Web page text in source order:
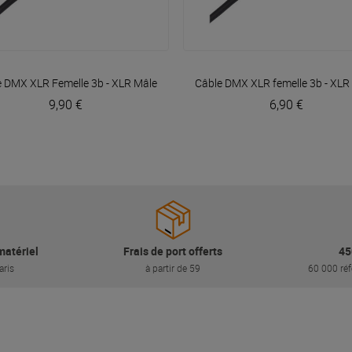
VOIR EN DÉTAIL
DMX XLR Femelle 3b - XLR Mâle 3b 6m EasyPlugger
9,90 €
VOIR EN DÉTAIL
Câble DMX XLR femelle 3b -
6,90 €
Frais de port offerts
à partir de 59 60 000